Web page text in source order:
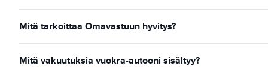
Mitä tarkoittaa Omavastuun hyvitys?
Mitä vakuutuksia vuokra-autooni sisältyy?